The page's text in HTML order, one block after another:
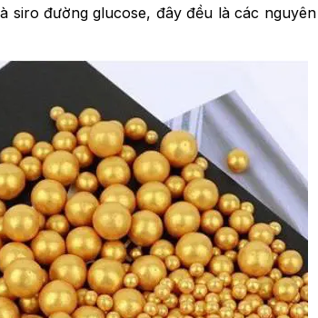
siro đường glucose, đây đều là các